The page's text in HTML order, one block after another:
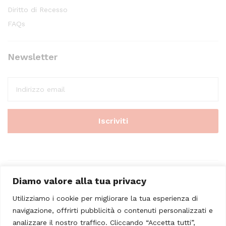
Diamo valore alla tua privacy
Utilizziamo i cookie per migliorare la tua esperienza di
navigazione, offrirti pubblicità o contenuti personalizzati e
analizzare il nostro traffico. Cliccando “Accetta tutti”,
Diritto di Recesso
FAQs
Newsletter
© 2023 - Casa Musicale Vicini. All Rights Reserved